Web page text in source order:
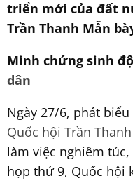
triển mới của đất
Trần Thanh Mẫn
Minh chứng sinh
dân
Ngày 27/6, phát biểu
Quốc hội Trần
làm việc nghiêm
họp thứ 9, Quốc hội